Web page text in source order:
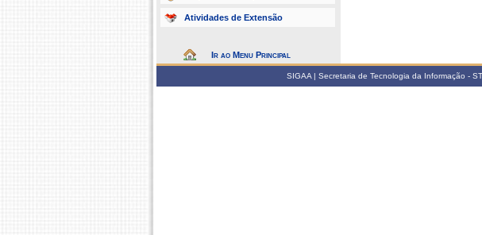
Atividades de Extensão
Ir ao Menu Principal
SIGAA | Secretaria de Tecnologia da Informação -